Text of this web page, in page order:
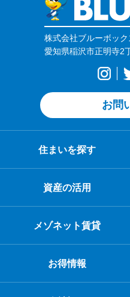
株式会社ブルーボック
愛知県稲沢市正明寺2
お問
住まいを探す
資産の活用
メゾネット賃貸
お得情報